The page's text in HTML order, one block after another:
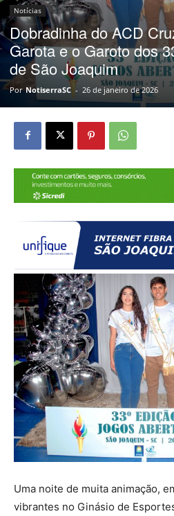
Notícias
Dobradinha do ACD
Garota e o Garoto dos
de São Joaquim
Por NotiserraSC - 26 de janeiro de 2026
Uma noite de muita animação,
vibrantes no Ginásio de